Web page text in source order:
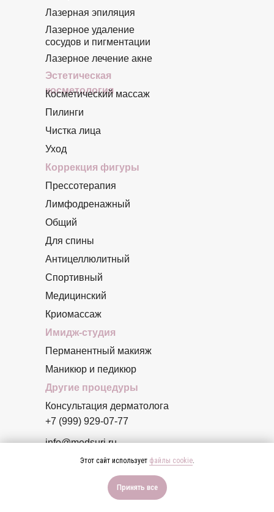
+7 (999) 929-07-77
info@medsuri.ru
Москва, Поселение
Десеновское, деревня
Десна, ул. Центральная, д.52
Эстетическая
косметология
Коррекция фигуры
Имидж-студия
Другие процедуры
Пилинги
Прессотерапия
Общий
Для спины
Антицеллюлитный
Спортивный
Медицинский
Криомассаж
Перманентный макияж
Маникюр и педикюр
Консультация дерматолога
Чистка лица
Косметический массаж
Уход
Лазерная эпиляция
Лазерное удаление
сосудов и пигментации
Лазерное лечение акне
Лимфодренажный
*ИМЕЮТСЯ ПРОТИВОПОКАЗАНИЯ, НЕОБХОДИМА
КОНСУЛЬТАЦИЯ СПЕЦИАЛИСТА
Этот сайт использует файлы cookie.
Принять все